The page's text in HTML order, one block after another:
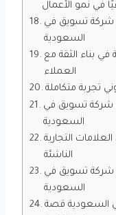
في نمو الأعمال
شركة تسويق في
السعودية
بناء الثقة مع
العملاء
تجربة متكاملة
شركة تسويق في
السعودية
التجارية
الناشئة
شركة تسويق في
السعودية
السعودية قصة